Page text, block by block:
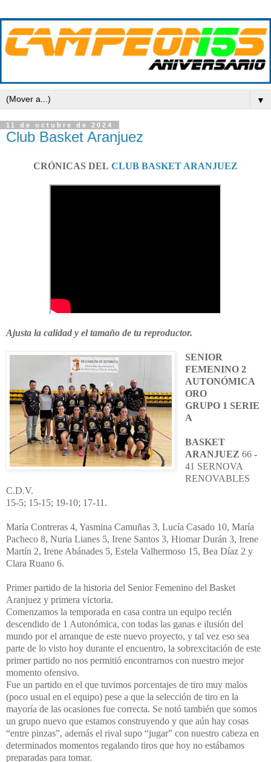
▼
11 de octubre de 2024
Club Basket Aranjuez
CRÓNICAS DEL CLUB BASKET ARANJUEZ
Ajusta la calidad y el tamaño de tu reproductor.
SENIOR
FEMENINO 2
AUTONÓMICA
ORO
GRUPO 1 SERIE
A
BASKET
ARANJUEZ 66 -
41 SERNOVA
RENOVABLES
C.D.V.
15-5; 15-15; 19-10; 17-11.
María Contreras 4, Yasmina Camuñas 3, Lucía Casado 10, María
Pacheco 8, Nuria Lianes 5, Irene Santos 3, Hiomar Durán 3, Irene
Martín 2, Irene Abánades 5, Estela Valhermoso 15, Bea Díaz 2 y
Clara Ruano 6.
Primer partido de la historia del Senior Femenino del Basket
Aranjuez y primera victoria.
Comenzamos la temporada en casa contra un equipo recién
descendido de 1 Autonómica, con todas las ganas e ilusión del
mundo por el arranque de este nuevo proyecto, y tal vez eso sea
parte de lo visto hoy durante el encuentro, la sobrexcitación de este
primer partido no nos permitió encontrarnos con nuestro mejor
momento ofensivo.
Fue un partido en el que tuvimos porcentajes de tiro muy malos
(poco usual en el equipo) pese a que la selección de tiro en la
mayoría de las ocasiones fue correcta. Se notó también que somos
un grupo nuevo que estamos construyendo y que aún hay cosas
“entre pinzas”, además el rival supo “jugar” con nuestro cabeza en
determinados momentos regalando tiros que hoy no estábamos
preparadas para tomar.